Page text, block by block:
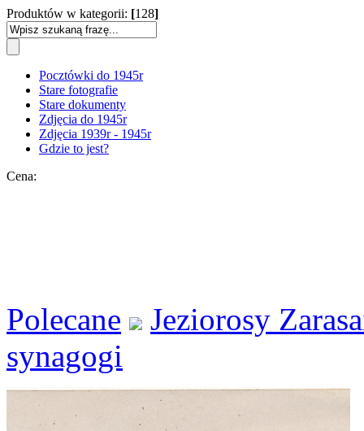
Produktów w kategorii: [128]
Pocztówki do 1945r
Stare fotografie
Stare dokumenty
Zdjęcia do 1945r
Zdjęcia 1939r - 1945r
Gdzie to jest?
Cena:
Polecane
Jeziorosy
synagogi